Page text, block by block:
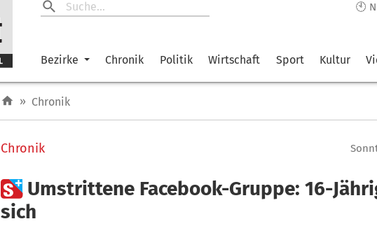
🕙
Bezirke Chronik Politik Wirtschaft Sport Kultur
» Chronik
Chronik
 Umstrittene Facebook-Gruppe: 16-
sich